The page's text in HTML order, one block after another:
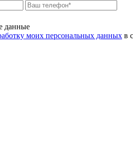
данные
моих персональных данных в